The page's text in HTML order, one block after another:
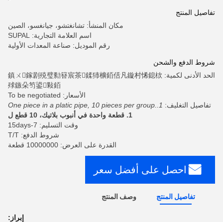
تفاصيل المنتج
مكان المنشأ: تشانغتشو، جيانغسو، الصين
اسم العلامة التجارية: SUPAL
رقم الموديل: صناعة المعدات الأولية
شروط الدفع والشحن
الحد الأدنى لكمية: 鎮ㄨ鎵剧殑璧勬簮宸茶鍒犻櫎銆佸凡鏇村悕鎴栨
殏鏃朵笉鍙敤銆
الأسعار: To be negotiated
تفاصيل التغليف: 1.One piece in a platic pipe, 10 pieces per group.
1. قطعة واحدة في أنبوب بلاتيك، 10 قطع ل
وقت التسليم: 7-15days
شروط الدفع: T/T
القدرة على العرض: 10000000 قطعة
احصل على أفضل سعر
تفاصيل المنتج وصف المنتج
إبراز: